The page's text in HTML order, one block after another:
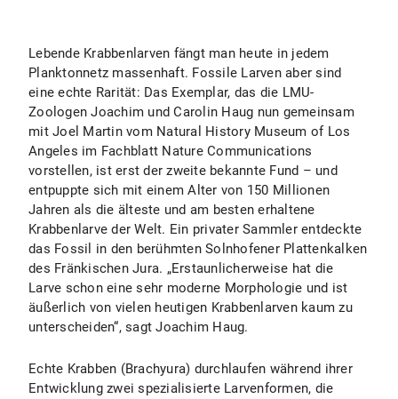
Lebende Krabbenlarven fängt man heute in jedem
Planktonnetz massenhaft. Fossile Larven aber sind
eine echte Rarität: Das Exemplar, das die LMU-
Zoologen Joachim und Carolin Haug nun gemeinsam
mit Joel Martin vom Natural History Museum of Los
Angeles im Fachblatt Nature Communications
vorstellen, ist erst der zweite bekannte Fund – und
entpuppte sich mit einem Alter von 150 Millionen
Jahren als die älteste und am besten erhaltene
Krabbenlarve der Welt. Ein privater Sammler entdeckte
das Fossil in den berühmten Solnhofener Plattenkalken
des Fränkischen Jura. „Erstaunlicherweise hat die
Larve schon eine sehr moderne Morphologie und ist
äußerlich von vielen heutigen Krabbenlarven kaum zu
unterscheiden“, sagt Joachim Haug.
Echte Krabben (Brachyura) durchlaufen während ihrer
Entwicklung zwei spezialisierte Larvenformen, die